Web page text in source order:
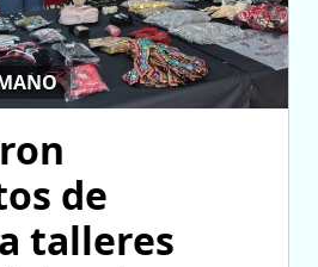
de
talleres